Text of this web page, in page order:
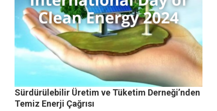
Sürdürülebilir Üretim ve Tüketim Derneği’nden
Temiz Enerji Çağrısı